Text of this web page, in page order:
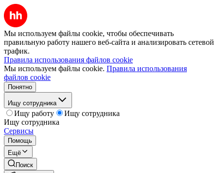
Мы используем файлы cookie, чтобы обеспечивать
правильную работу нашего веб-сайта и анализировать сетевой
трафик.
Правила использования файлов cookie
Мы используем файлы cookie. Правила использования
файлов cookie
Понятно
Ищу сотрудника
Ищу работу
Ищу сотрудника
Ищу сотрудника
Сервисы
Помощь
Ещё
Поиск